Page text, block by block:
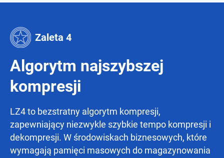
Zaleta 4
Algorytm najszybszej
kompresji
LZ4 to bezstratny algorytm kompresji,
zapewniający niezwykle szybkie tempo kompresji i
dekompresji. W środowiskach biznesowych, które
wymagają pamięci masowych do magazynowania